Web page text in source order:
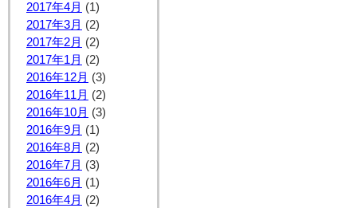
2017年4月 (1)
2017年3月 (2)
2017年2月 (2)
2017年1月 (2)
2016年12月 (3)
2016年11月 (2)
2016年10月 (3)
2016年9月 (1)
2016年8月 (2)
2016年7月 (3)
2016年6月 (1)
2016年4月 (2)